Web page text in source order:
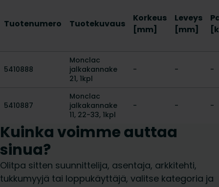
Tuotenumero Tuotekuvaus
Korkeus
[mm]
Leveys
[mm]
5410888
Monclac
jalkakannake
21, 1kpl
- - -
5410887
Monclac
jalkakannake
11, 22-33, 1kpl
- - -
Kuinka voimme auttaa
sinua?
Olitpa sitten suunnittelija, asentaja, arkkitehti,
tukkumyyjä tai loppukäyttäjä, valitse kategoria ja